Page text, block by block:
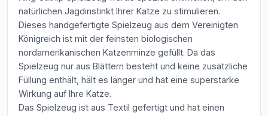
natürlichen Jagdinstinkt Ihrer Katze zu stimulieren.
Dieses handgefertigte Spielzeug aus dem Vereinigten
Königreich ist mit der feinsten biologischen
nordamerikanischen Katzenminze gefüllt. Da das
Spielzeug nur aus Blättern besteht und keine zusätzliche
Füllung enthält, hält es länger und hat eine superstarke
Wirkung auf Ihre Katze.
Das Spielzeug ist aus Textil gefertigt und hat einen